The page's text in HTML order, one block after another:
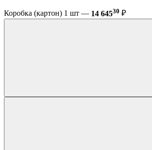
Коробка (картон) 1 шт — 14 64530 ₽